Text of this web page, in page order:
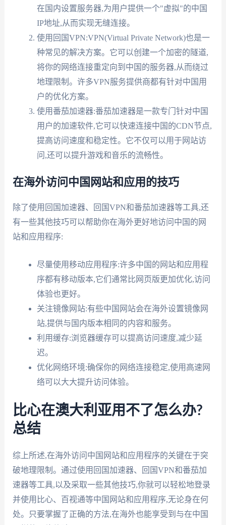
在国内设置服务器,为用户提供一个"虚拟"的中国
IP地址,从而实现无缝连接。
使用回国VPN:VPN(Virtual Private Network)也是一
种常见的解决方案。它可以创建一个加密的隧道,
将你的网络连接重定向到中国的服务器,从而绕过
地理限制。许多VPN服务提供商都有针对中国用
户的优化方案。
使用番茄加速器:番茄加速器是一款专门针对中国
用户的加速软件,它可以快速连接中国的CDN节点,
提高访问速度和稳定性。它不仅可以用于网站访
问,还可以提升游戏和音乐的流畅性。
在海外访问中国网站和应用的技巧
除了使用回国加速器、回国VPN和番茄加速器等工具,还
有一些其他技巧可以帮助你在海外更好地访问中国的网
站和应用程序:
尽量使用移动应用程序:许多中国的网站和应用程
序都有移动版本,它们通常比网页版更加优化,访问
体验也更好。
关注镜像网站:有些中国网站会在海外设置镜像网
站,提供与国内版本相同的内容和服务。
利用缓存:浏览器缓存可以提高访问速度,减少延
迟。
优化网络环境:确保你的网络连接稳定,使用高速网
络可以大大提升访问体验。
比心在澳大利亚用不了怎么办?
总结
综上所述,在海外访问中国网站和应用程序的关键在于突
破地理限制。通过使用回国加速器、回国VPN和番茄加
速器等工具,以及采取一些其他技巧,你就可以轻松地登录
并使用比心、百视通等中国网站和应用程序,无论身在何
处。只要掌握了正确的方法,在海外也能享受到与在中国